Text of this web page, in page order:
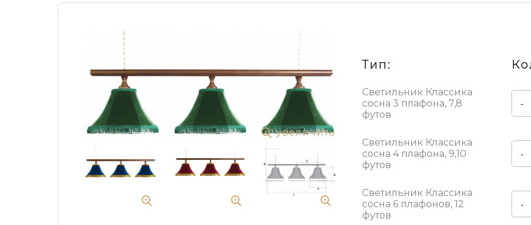
увеличить
Тип:
Светильник Классика
сосна 3 плафона, 7,8
футов
-
Светильник Классика
сосна 4 плафона, 9,10
футов
-
Светильник Классика
сосна 6 плафонов, 12
футов
-